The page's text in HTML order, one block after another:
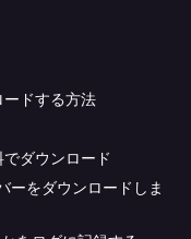
ドする方法
ダウンロード
ーをダウンロードしま